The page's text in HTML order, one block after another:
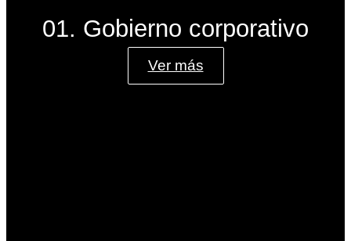
01. Gobierno corporativo
Ver más